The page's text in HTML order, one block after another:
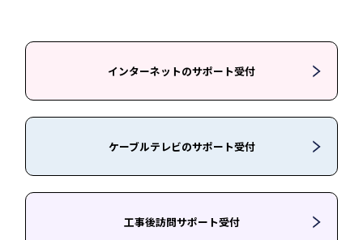
インターネットのサポート受付
ケーブルテレビのサポート受付
工事後訪問サポート受付